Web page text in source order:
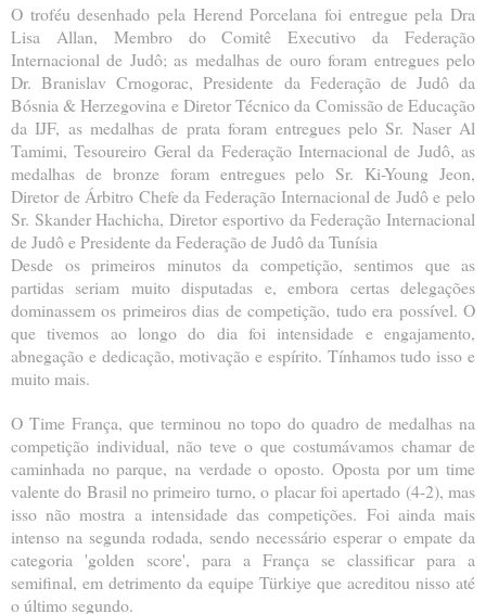
O troféu desenhado pela Herend Porcelana foi entregue pela Dra
Lisa Allan, Membro do Comitê Executivo da Federação
Internacional de Judô; as medalhas de ouro foram entregues pelo
Dr. Branislav Crnogorac, Presidente da Federação de Judô da
Bósnia & Herzegovina e Diretor Técnico da Comissão de Educação
da IJF, as medalhas de prata foram entregues pelo Sr. Naser Al
Tamimi, Tesoureiro Geral da Federação Internacional de Judô, as
medalhas de bronze foram entregues pelo Sr. Ki-Young Jeon,
Diretor de Árbitro Chefe da Federação Internacional de Judô e pelo
Sr. Skander Hachicha, Diretor esportivo da Federação Internacional
de Judô e Presidente da Federação de Judô da Tunísia
Desde os primeiros minutos da competição, sentimos que as
partidas seriam muito disputadas e, embora certas delegações
dominassem os primeiros dias de competição, tudo era possível. O
que tivemos ao longo do dia foi intensidade e engajamento,
abnegação e dedicação, motivação e espírito. Tínhamos tudo isso e
muito mais.
O Time França, que terminou no topo do quadro de medalhas na
competição individual, não teve o que costumávamos chamar de
caminhada no parque, na verdade o oposto. Oposta por um time
valente do Brasil no primeiro turno, o placar foi apertado (4-2), mas
isso não mostra a intensidade das competições. Foi ainda mais
intenso na segunda rodada, sendo necessário esperar o empate da
categoria 'golden score', para a França se classificar para a
semifinal, em detrimento da equipe Türkiye que acreditou nisso até
o último segundo.